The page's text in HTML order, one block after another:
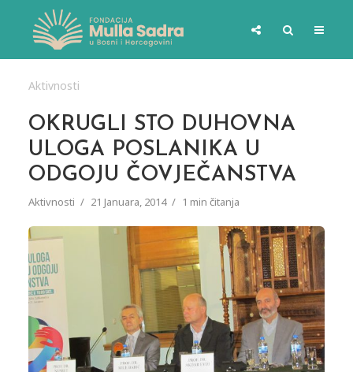
Aktivnosti
OKRUGLI STO DUHOVNA
ULOGA POSLANIKA U
ODGOJU ČOVJEČANSTVA
Aktivnosti 21 Januara, 2014 1 min čitanja